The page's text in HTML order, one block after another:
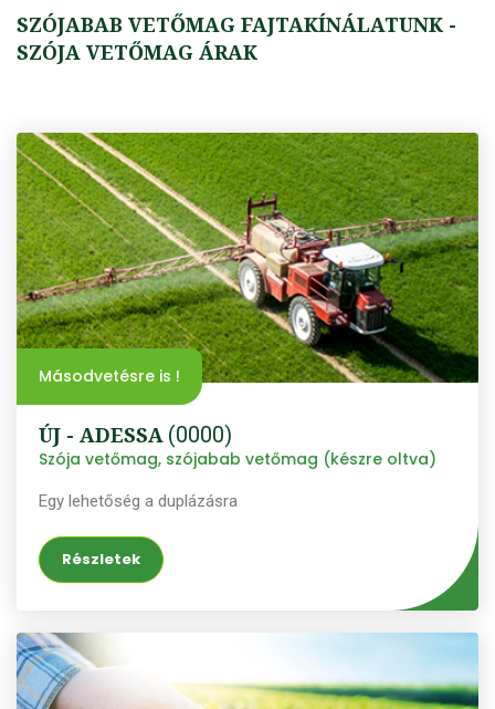
SZÓJABAB VETŐMAG FAJTAKÍNÁLATUNK -
SZÓJA VETŐMAG ÁRAK
Másodvetésre is !
ÚJ - ADESSA (0000)
Szója vetőmag, szójabab vetőmag (készre oltva)
Egy lehetőség a duplázásra
Részletek